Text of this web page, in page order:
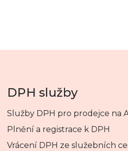
DPH služby
Služby DPH pro prodejce na
Plnění a registrace k DPH
Vrácení DPH ze služebních